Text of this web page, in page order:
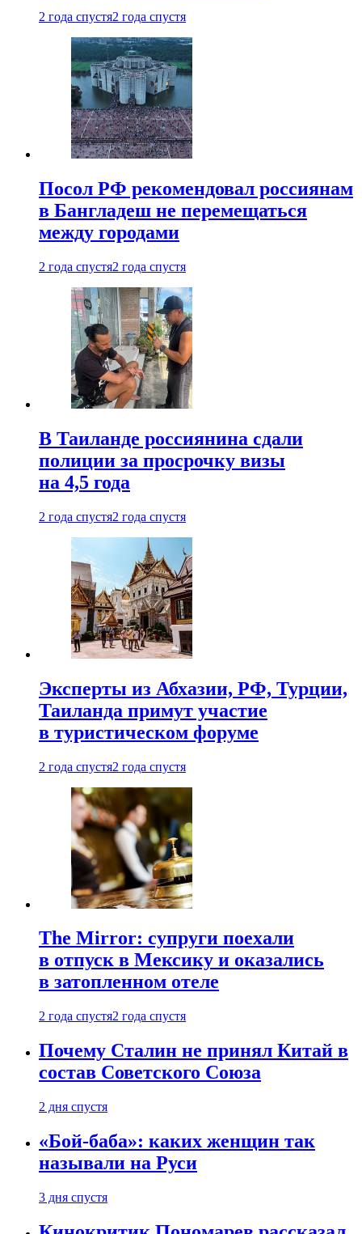
2 года спустя2 года спустя
Посол РФ рекомендовал россиянам
в Бангладеш не перемещаться
между городами
2 года спустя2 года спустя
В Таиланде россиянина сдали
полиции за просрочку визы
на 4,5 года
2 года спустя2 года спустя
Эксперты из Абхазии, РФ, Турции,
Таиланда примут участие
в туристическом форуме
2 года спустя2 года спустя
The Mirror: супруги поехали
в отпуск в Мексику и оказались
в затопленном отеле
2 года спустя2 года спустя
Почему Сталин не принял Китай в
состав Советского Союза
2 дня спустя
«Бой-баба»: каких женщин так
называли на Руси
3 дня спустя